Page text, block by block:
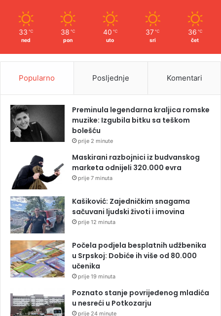
33 ℃
ned
38 ℃
pon
40 ℃
uto
37 ℃
sri
36 ℃
čet
Popularno Posljednje Komentari
Preminula legendarna kraljica romske
muzike: Izgubila bitku sa teškom
bolešću
prije 2 minute
Maskirani razbojnici iz budvanskog
marketa odnijeli 320.000 evra
prije 7 minuta
Kašiković: Zajedničkim snagama
sačuvani ljudski životi i imovina
prije 12 minuta
Počela podjela besplatnih udžbenika
u Srpskoj: Dobiće ih više od 80.000
učenika
prije 19 minuta
Poznato stanje povrijeđenog mladića
u nesreći u Potkozarju
prije 24 minute